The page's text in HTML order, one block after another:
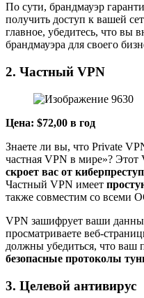
По сути, брандмауэр
получить доступ к вашей
главное, убедитесь, что вы
брандмауэра для своего
2. Частный VPN
Цена: $72,00 в год
Знаете ли вы, что Private
частная VPN в мире»?
скроет вас от
Частный VPN имеет
также совместим со всеми
VPN зашифрует ваши
просматриваете веб-
должны убедиться, что ваш
безопасные протоколы
3. Целевой антивирус